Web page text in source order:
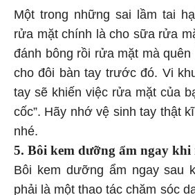
Một trong những sai lầm tai
rửa mặt chính là cho sữa rửa
đánh bông rồi rửa mặt mà quên
cho đôi bàn tay trước đó. Vi
tay sẽ khiến việc rửa mặt của
cốc”. Hãy nhớ vệ sinh tay thật
nhé.
5. Bôi kem dưỡng ẩm ngay
Bôi kem dưỡng ẩm ngay sau
phải là một thao tác chăm sóc